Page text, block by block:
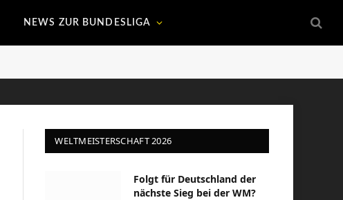
NEWS ZUR BUNDESLIGA
WELTMEISTERSCHAFT 2026
Folgt für Deutschland der
nächste Sieg bei der WM?